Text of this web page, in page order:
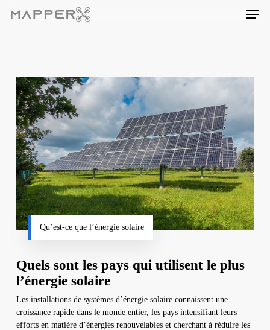
Menu
Qu’est-ce que l’énergie solaire
Quels sont les pays qui utilisent le plus
l’énergie solaire
Les installations de systèmes d’énergie solaire connaissent une
croissance rapide dans le monde entier, les pays intensifiant leurs
efforts en matière d’énergies renouvelables et cherchant à réduire les